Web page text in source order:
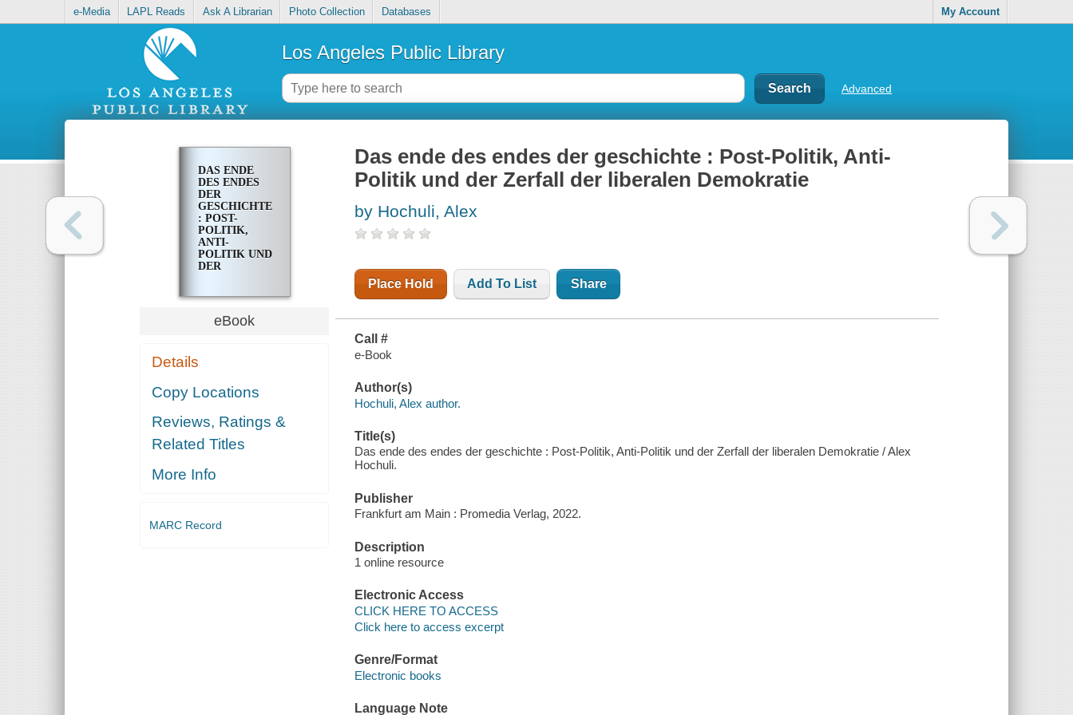
e-Media LAPL Reads Ask A Librarian Photo Collection Databases My Account
Los Angeles Public Library
Advanced
DAS ENDE
DES ENDES
DER
GESCHICHTE
: POST-
POLITIK,
ANTI-
POLITIK UND
DER
LIBERALEN
DEMOKRATIE
eBook
Details
Copy Locations
Reviews, Ratings &
Related Titles
More Info
MARC Record
Das ende des endes der geschichte : Post-Politik, Anti-
Politik und der Zerfall der liberalen Demokratie
by Hochuli, Alex
Place Hold Add To List Share
Call #
e-Book
Author(s)
Hochuli, Alex author.
Title(s)
Das ende des endes der geschichte : Post-Politik, Anti-Politik und der Zerfall der liberalen Demokratie / Alex
Hochuli.
Publisher
Frankfurt am Main : Promedia Verlag, 2022.
Description
1 online resource
Electronic Access
CLICK HERE TO ACCESS
Click here to access excerpt
Genre/Format
Electronic books
Language Note